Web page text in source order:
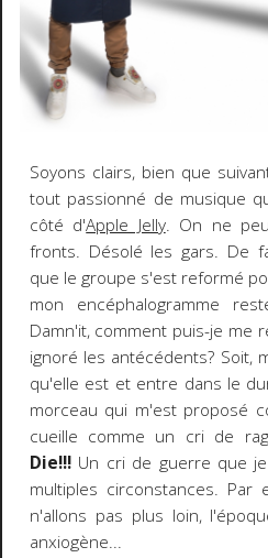
Soyons clairs, bien que
tout passionné de musique
côté d'Apple Jelly. On ne
fronts. Désolé les gars. De
que le groupe s'est reformé
mon encéphalogramme
Damn'it, comment puis-je me
ignoré les antécédents? Soit,
qu'elle est et entre dans le
morceau qui m'est proposé
cueille comme un cri de
Die!!!Un cri de guerre que
multiples circonstances. Par
n'allons pas plus loin,
anxiogène...